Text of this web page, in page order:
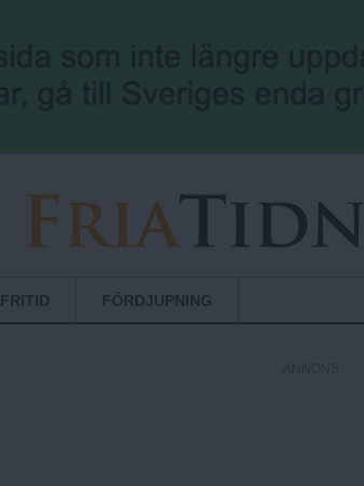
FRITID FÖRDJUPNING